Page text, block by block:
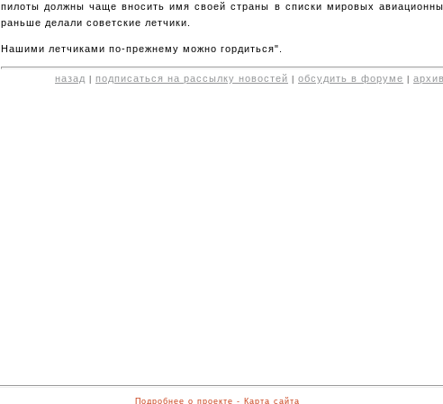
пилоты должны чаще вносить имя своей страны в списки мировых
раньше делали советские летчики.
Нашими летчиками по-прежнему можно гордиться".
назад подписаться на рассылку новостей обсудить в форуме
Подробнее о проекте - Карта сайта